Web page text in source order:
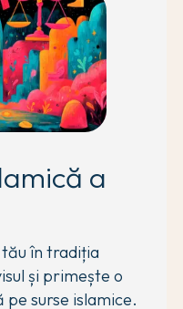
a
în tradiția
și primește o
surse islamice.